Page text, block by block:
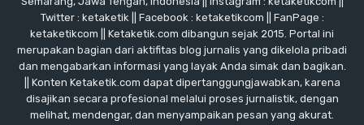
Twitter : ketaketik || Facebook : ketaketikcom || FanPage :
ketaketikcom || Ketaketik.com dibangun sejak 2015. Portal ini
merupakan bagian dari aktifitas blog jurnalis yang dikelola pribadi
dan mengabarkan informasi yang layak Anda simak dan bagikan.
|| Konten Ketaketik.com dapat dipertanggungjawabkan, karena
disajikan secara profesional melalui proses jurnalistik, dengan
melihat, mendengar, dan menyampaikan pesan yang akurat.